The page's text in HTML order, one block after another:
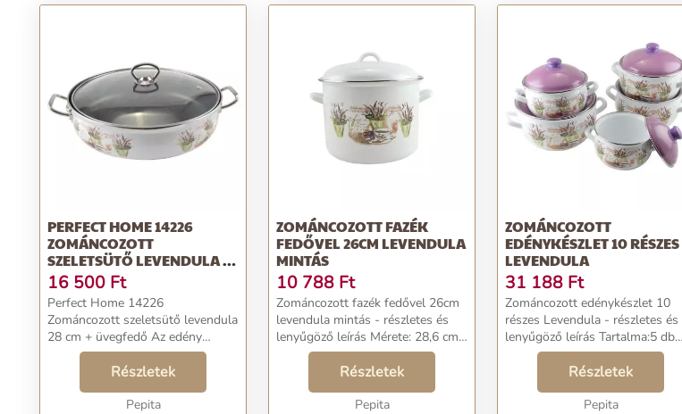
PERFECT HOME 14226
ZOMÁNCOZOTT
SZELETSÜTŐ LEVENDULA 28
CM + ÜVEGFEDŐ
16 500 Ft
Perfect Home 14226
Zománcozott szeletsütő levendula
28 cm + üvegfedő Az edény
rendkívül vastag anyagból készült,
súlya 2,95 kg, ezért kiváló a
hőelosztása. A tapadásmentes
bevonatnak köszönhetően kö...
Részletek
Pepita
ZOMÁNCOZOTT FAZÉK
FEDŐVEL 26CM LEVENDULA
MINTÁS
10 788 Ft
Zománcozott fazék fedővel 26cm
levendula mintás - részletes és
lenyűgöző leírás Mérete: 28,6 cm
külső átmérőjű, 26 cm belső
átmérőjű, 20,8 cm magas fedő
nélkül, 25,5 cm magas fedővel
együtt Súlya: 2...
Részletek
Pepita
ZOMÁNCOZOTT
EDÉNYKÉSZLET 10 RÉSZES
LEVENDULA
31 188 Ft
Zománcozott edénykészlet 10
részes Levendula - részletes és
lenyűgöző leírás Tartalma:5 db
különböző méretű edény, 5 db
átmérője: 26 cm, belső átmérője:
24 cm, magassá...
Részletek
Pepita